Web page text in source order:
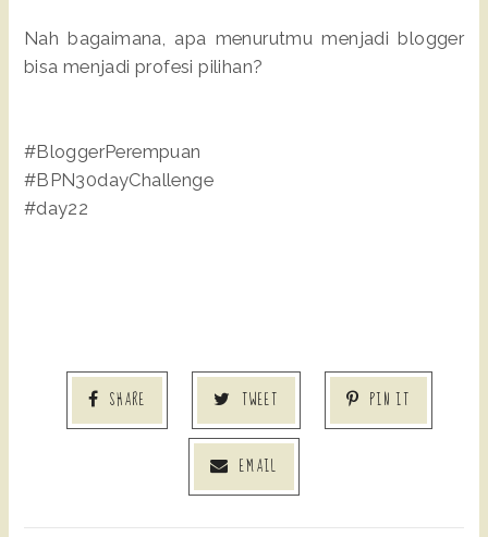
Nah bagaimana, apa menurutmu menjadi blogger
bisa menjadi profesi pilihan?
#BloggerPerempuan
#BPN30dayChallenge
#day22
SHARE TWEET PIN IT
EMAIL